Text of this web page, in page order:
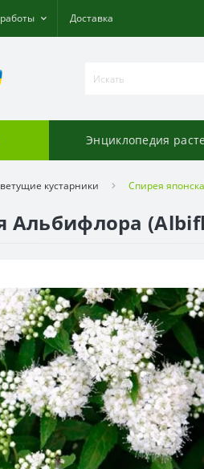
Доставка
Энциклопедия
кустарники Спирея
Альбифлора